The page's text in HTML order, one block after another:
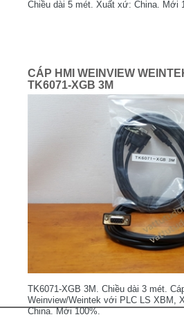
Chiều dài 5 mét. Xuất xứ: China. Mới
CÁP HMI WEINVIEW
TK6071-XGB 3M
TK6071-XGB 3M. Chiều dài 3 mét.
Weinview/Weintek với PLC LS XBM,
China. Mới 100%.